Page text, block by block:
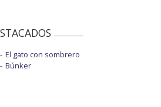
El gato con sombrero
Búnker